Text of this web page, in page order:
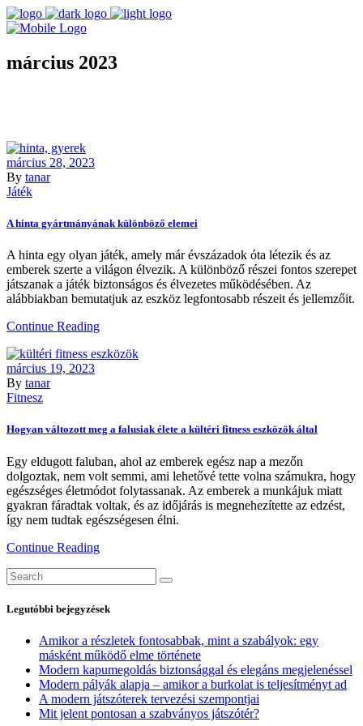
március 2023
március 28, 2023
By tanar
Játék
A hinta gyártmányának különböző elemei
A hinta egy olyan játék, amely már évszázadok óta létezik és az
emberek szerte a világon élvezik. A különböző részei fontos szerepet
játszanak a játék biztonságos és élvezetes működésében. Az
alábbiakban bemutatjuk az eszköz legfontosabb részeit és jellemzőit.
Continue Reading
március 19, 2023
By tanar
Fitnesz
Hogyan változott meg a falusiak élete a kültéri fitness eszközök által
Egy eldugott faluban, ahol az emberek egész nap a mezőn
dolgoztak, nem volt semmi, ami lehetővé tette volna számukra, hogy
egészséges életmódot folytassanak. Az emberek a munkájuk miatt
gyakran fáradtak voltak, és az időjárás is megnehezítette az edzést,
így nem tudtak egészségesen élni.
Continue Reading
Search
for:
Legutóbbi bejegyzések
Amikor a részletek fontosabbak, mint a szabályok: egy
másként működő elme története
Modern kapumegoldás biztonsággal és elegáns megjelenéssel
Modern pályák alapja – amikor a burkolat is teljesítményt ad
A modern játszóterek tervezési szempontjai
Mit jelent pontosan a szabványos játszótér?